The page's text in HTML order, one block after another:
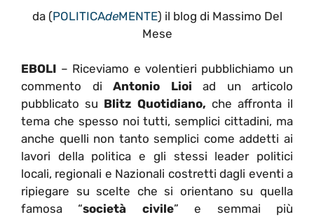
da (POLITICAdeMENTE) il blog di Massimo Del
Mese
EBOLI – Riceviamo e volentieri pubblichiamo un
commento di Antonio Lioi ad un articolo
pubblicato su Blitz Quotidiano, che affronta il
tema che spesso noi tutti, semplici cittadini, ma
anche quelli non tanto semplici come addetti ai
lavori della politica e gli stessi leader politici
locali, regionali e Nazionali costretti dagli eventi a
ripiegare su scelte che si orientano su quella
famosa “società civile” e semmai più